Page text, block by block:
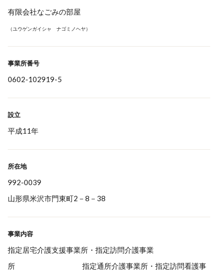
有限会社なごみの部屋
（ユウゲンガイシャ ナゴミノヘヤ）
事業所番号
0602-102919-5
設立
平成11年
所在地
992-0039
山形県米沢市門東町2－8－38
事業内容
指定居宅介護支援事業所・指定訪問介護事業
所 指定通所介護事業所・指定訪問看護事